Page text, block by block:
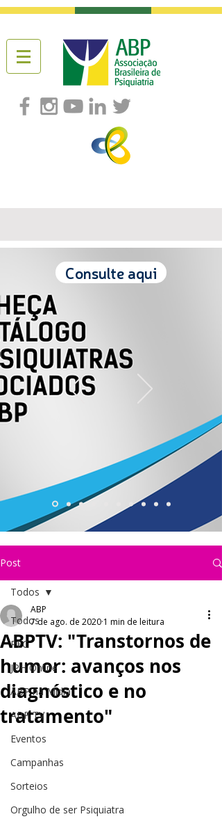
Consulte aqui
Post
Todos
PEC
JPH Online
ABP na Mídia
ABP TV
Eventos
Campanhas
Sorteios
Orgulho de ser Psiquiatra
Todos
ABPTV: "Transtornos de
humor: avanços nos
diagnóstico e no
tratamento"
ABP
7 de ago. de 2020 1 min de leitura